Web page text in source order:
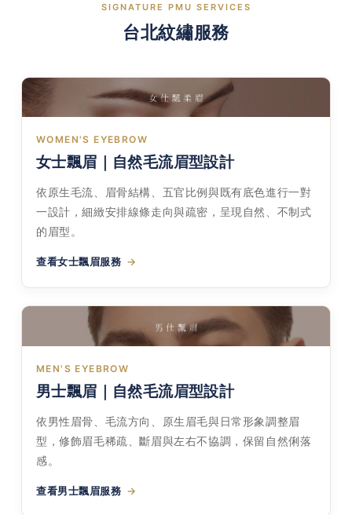
SIGNATURE PMU SERVICES
台北紋繡服務
WOMEN'S EYEBROW
女士飄眉｜自然毛流眉型設計
依原生毛流、眉骨結構、五官比例與既有底色進行一對
一設計，細緻安排線條走向與疏密，呈現自然、不制式
的眉型。
查看女士飄眉服務
MEN'S EYEBROW
男士飄眉｜自然毛流眉型設計
依男性眉骨、毛流方向、原生眉毛與日常形象調整眉
型，修飾眉毛稀疏、斷眉與左右不協調，保留自然俐落
感。
查看男士飄眉服務